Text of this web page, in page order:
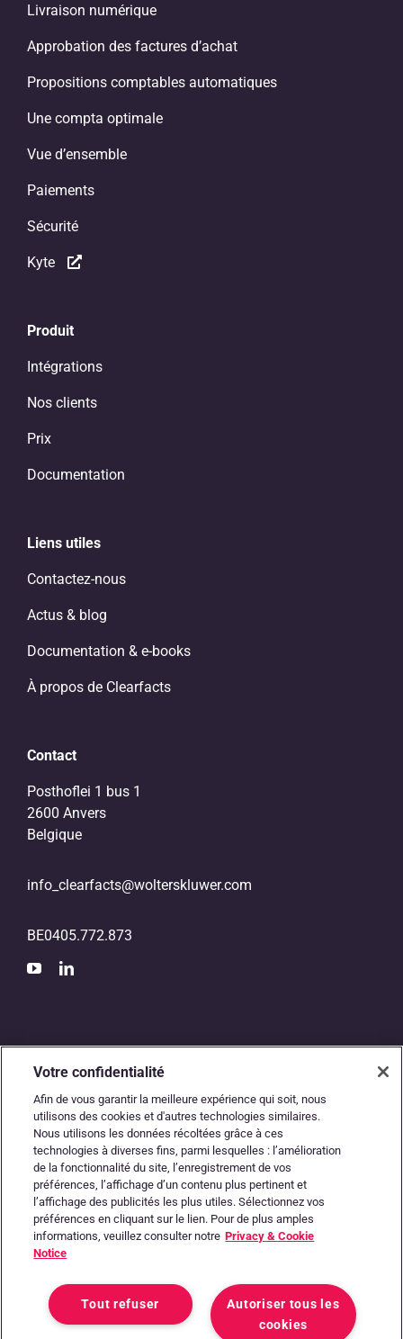
Livraison numérique
Approbation des factures d’achat
Propositions comptables automatiques
Une compta optimale
Vue d’ensemble
Paiements
Sécurité
Kyte
Produit
Intégrations
Nos clients
Prix
Documentation
Liens utiles
Contactez-nous
Actus & blog
Documentation & e-books
À propos de Clearfacts
Contact
Posthoflei 1 bus 1
2600 Anvers
Belgique
info_clearfacts@wolterskluwer.com
BE0405.772.873
L’autoroute numérique
entre les comptables
et les entrepreneurs
Votre confidentialité
Afin de vous garantir la meilleure expérience qui soit, nous
utilisons des cookies et d'autres technologies similaires.
Nous utilisons les données récoltées grâce à ces
technologies à diverses fins, parmi lesquelles : l’amélioration
de la fonctionnalité du site, l’enregistrement de vos
préférences, l’affichage d’un contenu plus pertinent et
l’affichage des publicités les plus utiles. Sélectionnez vos
préférences en cliquant sur le lien. Pour de plus amples
informations, veuillez consulter notre Privacy & Cookie
Notice
Autoriser tous les
cookies
Tout refuser